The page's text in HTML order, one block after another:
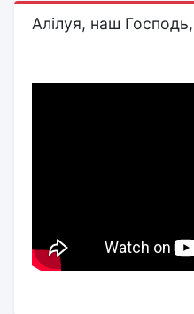
Алілуя, наш